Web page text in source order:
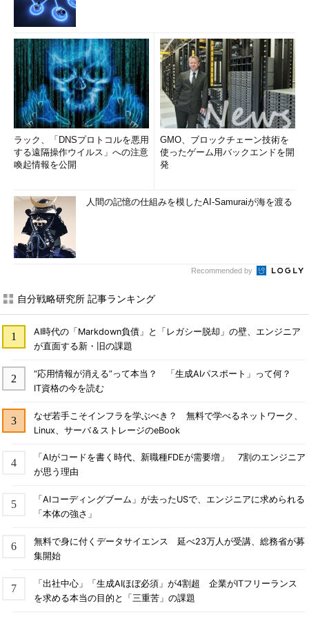
ラック、「DNSプロトコルを悪用
する遠隔操作ウイルス」への注意
喚起情報を公開
GMO、ブロックチェーン技術を
使ったゲーム用バックエンドを開
発
人間の記憶の仕組みを模したAI-Samuraiが海を渡る
Recommended by
自分戦略研究所 記事ランキング
AI時代の「Markdown負債」と「レガシー脱却」の壁、エンジニア
が直面する新・旧の課題
“応用情報が消える”って本当？ 「生成AIパスポート」って何？
IT資格の今を読む
なぜ若手こそインフラを学ぶべき？ 無料で学べるネットワーク、
Linux、サーバ＆ストレージのeBook
「AIがコードを書く時代、新職種FDEが需要増」 7割のエンジニア
が思う理由
「AIコーディングブーム」が去ったUSで、エンジニアに求められる
「本体の強さ」
無料で身に付くデータサイエンス 延べ23万人が受講、総務省が募
集開始
「出社中心」「生成AIほぼ必須」が4割超 企業がITフリーランス
を求める本当の目的と「三重苦」の課題